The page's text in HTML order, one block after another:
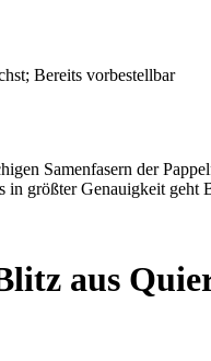
Bereits vorbestellbar
Samenfasern der
in größter Genauigkeit
aus